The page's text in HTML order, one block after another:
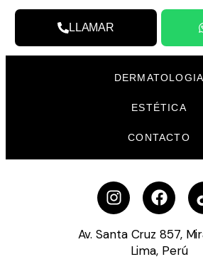
LLAMAR
DERMATOLOGIA
ESTÉTICA
CONTACTO
Av. Santa Cruz 857,
Lima, Perú